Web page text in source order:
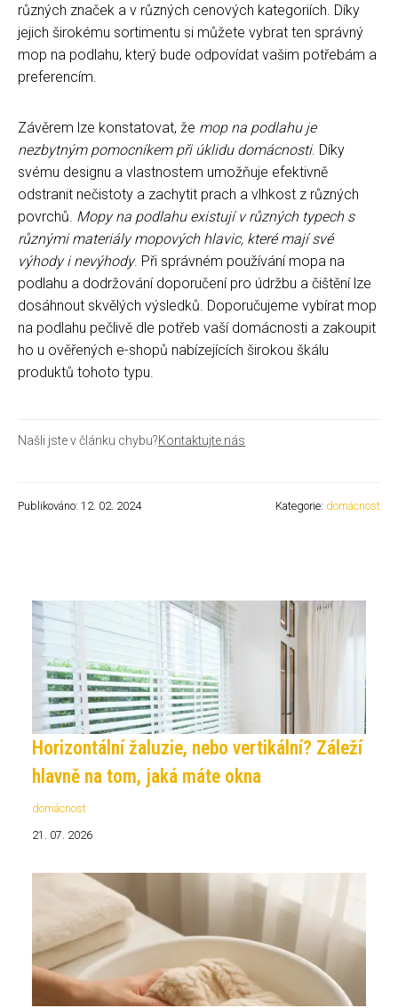
různých značek a v různých cenových kategoriích. Díky
jejich širokému sortimentu si můžete vybrat ten správný
mop na podlahu, který bude odpovídat vašim potřebám a
preferencím.
Závěrem lze konstatovat, že mop na podlahu je
nezbytným pomocníkem při úklidu domácnosti. Díky
svému designu a vlastnostem umožňuje efektivně
odstranit nečistoty a zachytit prach a vlhkost z různých
povrchů. Mopy na podlahu existují v různých typech s
různými materiály mopových hlavic, které mají své
výhody i nevýhody. Při správném používání mopa na
podlahu a dodržování doporučení pro údržbu a čištění lze
dosáhnout skvělých výsledků. Doporučujeme vybírat mop
na podlahu pečlivě dle potřeb vaší domácnosti a zakoupit
ho u ověřených e-shopů nabízejících širokou škálu
produktů tohoto typu.
Našli jste v článku chybu?Kontaktujte nás
Publikováno: 12. 02. 2024 Kategorie: domácnost
Horizontální žaluzie, nebo vertikální? Záleží
hlavně na tom, jaká máte okna
domácnost
21. 07. 2026